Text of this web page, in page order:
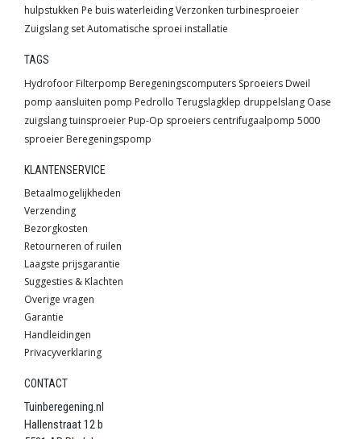
hulpstukken Pe buis waterleidingVerzonken turbinesproeier
Zuigslang setAutomatische sproei installatie
TAGS
Hydrofoor Filterpomp Beregeningscomputers Sproeiers Dweil
pomp aansluiten pomp Pedrollo Terugslagklep druppelslang Oase
zuigslangtuinsproeier Pup-Op sproeiers centrifugaalpomp 5000
sproeier Beregeningspomp
KLANTENSERVICE
Betaalmogelijkheden
Verzending
Bezorgkosten
Retourneren of ruilen
Laagste prijsgarantie
Suggesties & Klachten
Overige vragen
Garantie
Handleidingen
Privacyverklaring
CONTACT
Tuinberegening.nl
Hallenstraat 12 b